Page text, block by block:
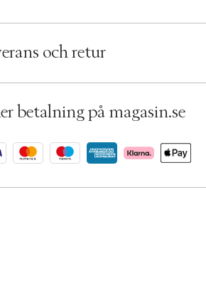
7350001703541och retur
betalning på magasin.se